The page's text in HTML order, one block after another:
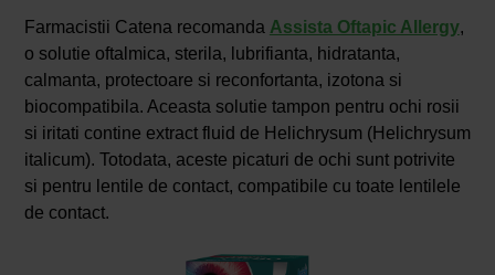
Farmacistii Catena recomanda Assista Oftapic Allergy,
o solutie oftalmica, sterila, lubrifianta, hidratanta,
calmanta, protectoare si reconfortanta, izotona si
biocompatibila. Aceasta solutie tampon pentru ochi rosii
si iritati contine extract fluid de Helichrysum (Helichrysum
italicum). Totodata, aceste picaturi de ochi sunt potrivite
si pentru lentile de contact, compatibile cu toate lentilele
de contact.